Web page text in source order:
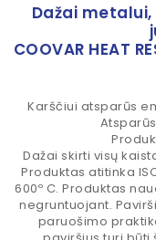
Dažai
COOVAR HEAT
Karščiui atsparūs
Dažai skirti visų
Produktas atitinka
600º C. Produktas
negruntuojant.
paruošimo